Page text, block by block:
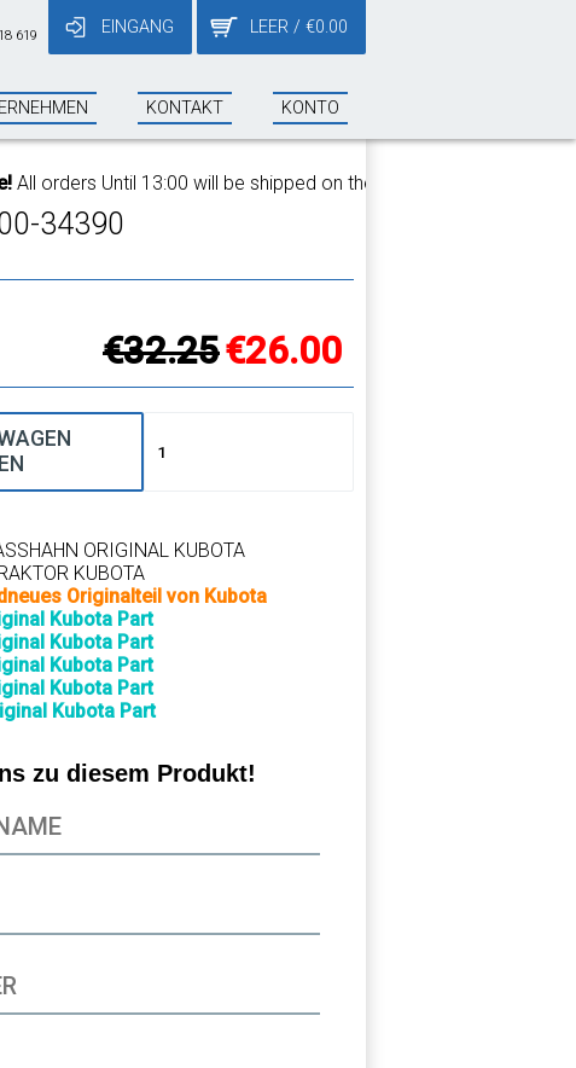
619
EINGANG LEER / €0.00
KONTAKT KONTO
Until 13:00 will be shipped on the same day!
34390
€32.25€26.00
ORIGINAL KUBOTA
KUBOTA
Originalteil von Kubota
Kubota Part
Kubota Part
Kubota Part
Kubota Part
Kubota Part
zu diesem Produkt!